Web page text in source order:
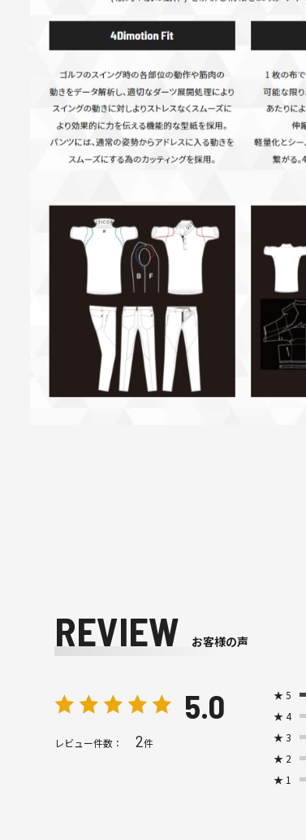
REVIEW お客様の声
5.0
レビュー件数： 2件
★5
★4
★3
★ 2
★ 1